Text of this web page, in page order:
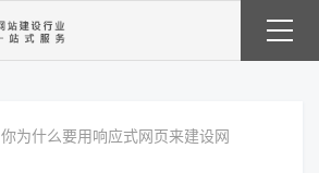
你为什么要用响应式网页来建设网